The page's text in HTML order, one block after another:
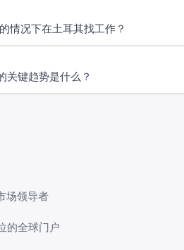
情况下在土耳其找工作？
关键趋势是什么？
场领导者
的全球门户